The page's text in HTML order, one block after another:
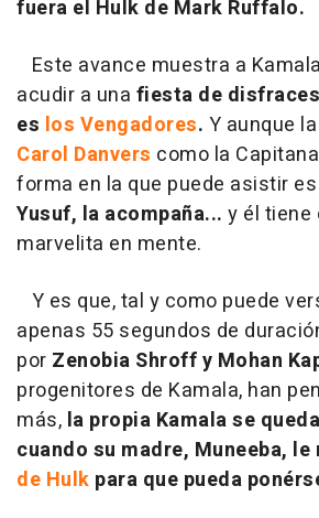
fuera el Hulk de Mark Ruffalo.
Este avance muestra a
acudir a una fiesta de
es los Vengadores. Y aunque
Carol Danvers como la
forma en la que puede asistir
Yusuf, la acompaña... y él tiene
marvelita en mente.
Y es que, tal y como puede
apenas 55 segundos de
por Zenobia Shroff y Mohan
progenitores de Kamala, han
más, la propia Kamala se
cuando su madre, Muneeba,
de Hulk para que pueda